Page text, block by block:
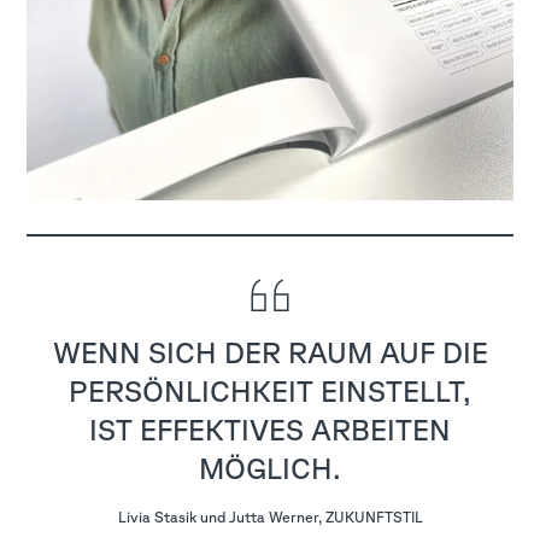
WENN SICH DER RAUM AUF DIE
PERSÖNLICHKEIT EINSTELLT,
IST EFFEKTIVES ARBEITEN
MÖGLICH.
Livia Stasik und Jutta Werner, ZUKUNFTSTIL